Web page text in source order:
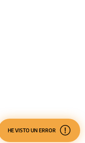
HE VISTO UN ERROR